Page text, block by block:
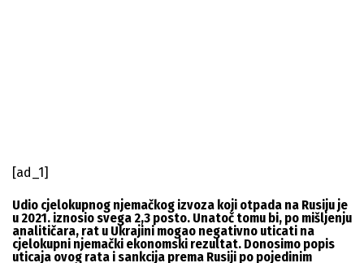
[ad_1]
Udio cjelokupnog njemačkog izvoza koji otpada na Rusiju je
u 2021. iznosio svega 2,3 posto. Unatoč tomu bi, po mišljenju
analitičara, rat u Ukrajini mogao negativno uticati na
cjelokupni njemački ekonomski rezultat. Donosimo popis
uticaja ovog rata i sankcija prema Rusiji po pojedinim